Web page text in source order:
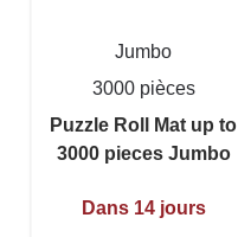
Jumbo
3000 pièces
Puzzle Roll Mat up to
3000 pieces Jumbo
Dans 14 jours